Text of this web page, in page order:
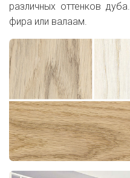
различных оттенков
фира или валаам.